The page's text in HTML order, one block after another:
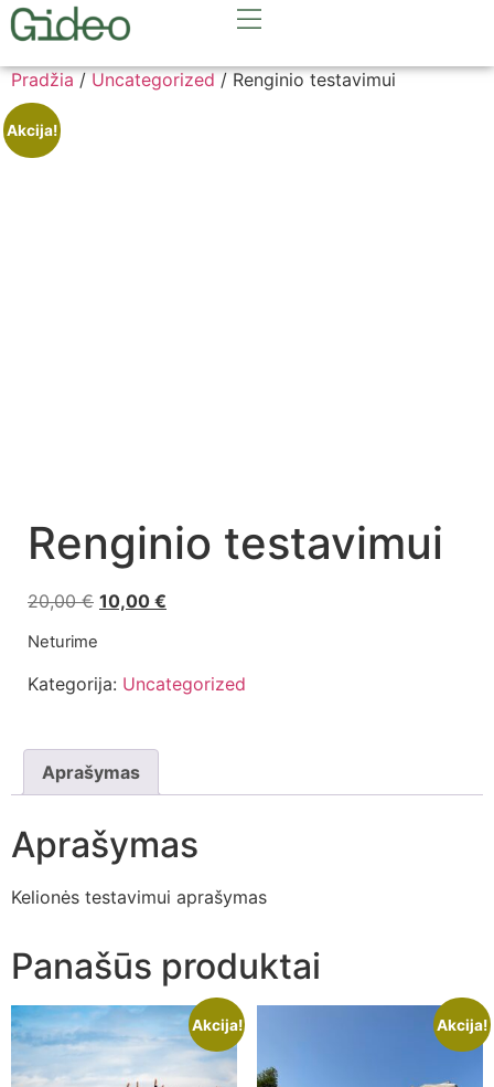
Pradžia / Uncategorized / Renginio testavimui
Akcija!
Renginio testavimui
20,00€ 10,00 €
Neturime
Kategorija: Uncategorized
Aprašymas
Aprašymas
Kelionės testavimui aprašymas
Panašūs produktai
Akcija! Akcija!